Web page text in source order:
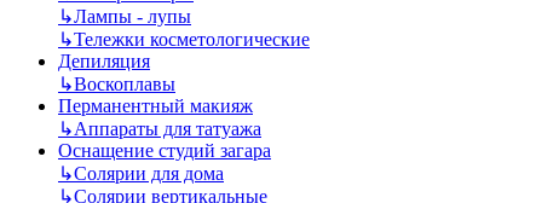
↳Лампы - лупы
↳Тележки косметологические
Депиляция
↳Воскоплавы
Перманентный макияж
↳Аппараты для татуажа
Оснащение студий загара
↳Солярии для дома
↳Солярии вертикальные